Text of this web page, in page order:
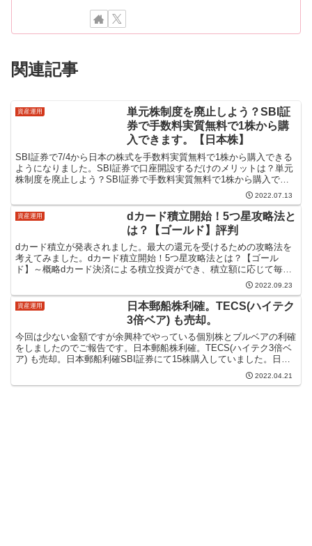
関連記事
資産運用
単元株制度を廃止しよう？SBI証
券で手数料実質無料で1株から購
入できます。【日本株】
SBI証券で7/4から日本の株式を手数料実質無料で1株から購入できる
ようになりました。SBI証券で口座開設するだけのメリットは？単元
株制度を廃止しよう？SBI証券で手数料実質無料で1株から購入でき
2022.07.13
資産運用
dカード積立開始！5つ星攻略法と
は？【ゴールド】評判
dカード積立が発表されました。最大の還元を受けるための攻略法を
考えてみました。dカード積立開始！5つ星攻略法とは？【ゴール
ド】～概略dカード決済による積立投資ができ、積立額に応じて毎月
dポイントがたまるサービスです。dカード積立開始！5つ星...2022.09.23
資産運用
日本郵船株利確。TECS(ハイテク
3倍ベア) も売却。
今回は少ない金額ですが余興枠でやっている個別株とブルベアの利確
をしましたのでご報告です。日本郵船株利確。TECS(ハイテク3倍ベ
ア) も売却。日本郵船利確SBI証券にて15株購入していました。日本
2022.04.21